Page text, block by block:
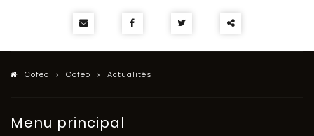
Cofeo Cofeo Actualités
Menu principal